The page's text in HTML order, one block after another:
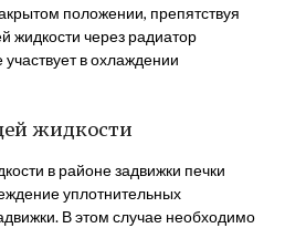
положении, препятствуя
жидкости через радиатор
в охлаждении
жидкости
в районе задвижки печки
уплотнительных
В этом случае необходимо